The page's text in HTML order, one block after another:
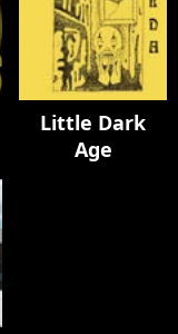
Little Dark
Age